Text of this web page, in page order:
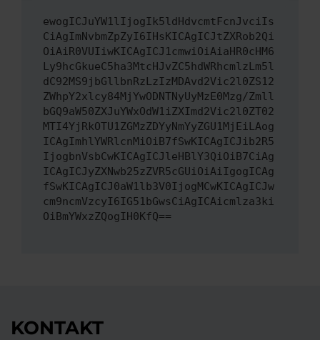
ewogICJuYW1lIjogIk5ldHdvcmtFcnJvciIs
CiAgImNvbmZpZyI6IHsKICAgICJtZXRob2Qi
OiAiR0VUIiwKICAgICJ1cmwiOiAiaHR0cHM6
Ly9hcGkueC5ha3MtcHJvZC5hdWRhcmlzLm5l
dC92MS9jbGllbnRzLzIzMDAvd2Vic2l0ZS12
ZWhpY2xlcy84MjYwODNTNyUyMzE0Mzg/Zmll
bGQ9aW50ZXJuYWxOdW1iZXImd2Vic2l0ZT02
MTI4YjRkOTU1ZGMzZDYyNmYyZGU1MjEiLAog
ICAgImhlYWRlcnMiOiB7fSwKICAgICJib2R5
IjogbnVsbCwKICAgICJleHBlY3QiOiB7CiAg
ICAgICJyZXNwb25zZVR5cGUiOiAiIgogICAg
fSwKICAgICJ0aW1lb3V0IjogMCwKICAgICJw
cm9ncmVzcyI6IG51bGwsCiAgICAicmlza3ki
OiBmYWxzZQogIH0KfQ==
KONTAKT